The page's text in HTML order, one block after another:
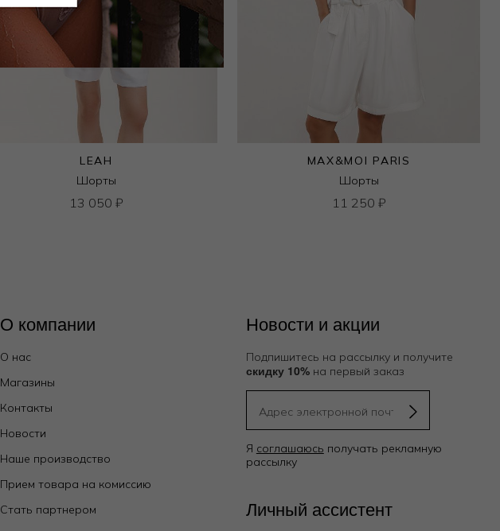
LEAH
Шорты
13 050 ₽
MAX&MOI PARIS
Шорты
11 250 ₽
О компании
О нас
Магазины
Контакты
Новости
Наше производство
Прием товара на комиссию
Стать партнером
Новости и акции
Подпишитесь на рассылку и получите
скидку 10%на первый заказ
Я соглашаюсь получать рекламную
рассылку
Личный ассистент